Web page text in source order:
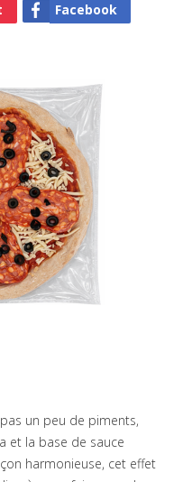
Facebook
un peu de piments,
et la base de sauce
harmonieuse, cet effet